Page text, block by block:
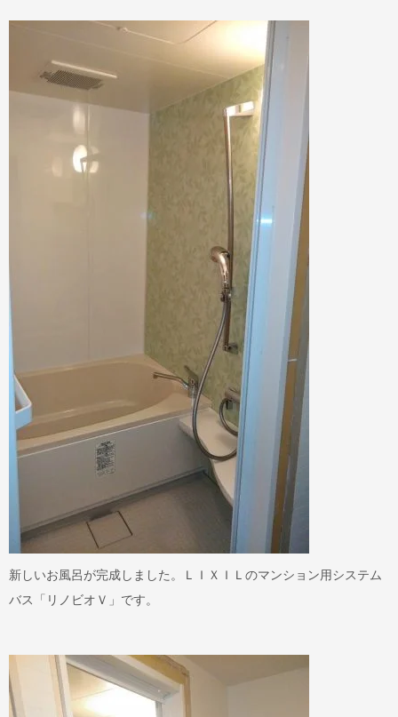
新しいお風呂が完成しました。ＬＩＸＩＬのマンション用システム
バス「リノビオＶ」です。